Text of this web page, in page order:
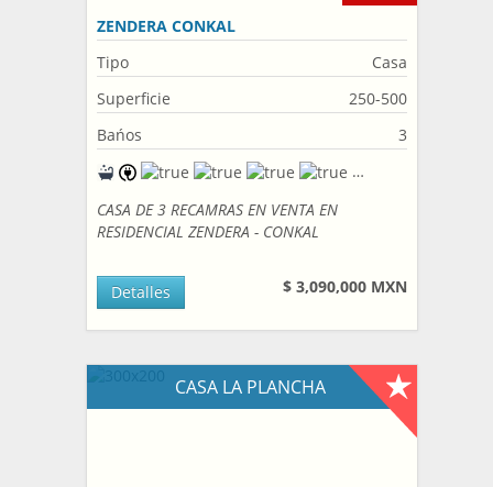
ZENDERA CONKAL
Tipo
Casa
Superficie
250-500
Bańos
3
CASA DE 3 RECAMRAS EN VENTA EN
RESIDENCIAL ZENDERA - CONKAL
$ 3,090,000 MXN
Detalles
CASA LA PLANCHA